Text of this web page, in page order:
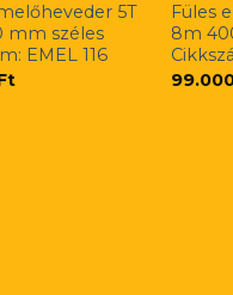
5T
mm széles
EMEL 116
Füles
8m